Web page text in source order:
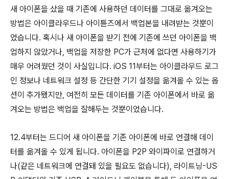
새 아이폰을 샀을 때 기존에 사용하던 데이터를 그대로 옮겨오는
방법은 아이클라우드나 아이튠즈에서 백업본을 내려받는 것뿐이
었습니다. 혹시나 새 아이폰을 받기 전에 기존에 쓰던 아이폰을 백
업하지 않았거나, 백업을 저장한 PC가 근처에 없다면 사용하기가
매우 어려웠던 것이 사실입니다. iOS 11부터는 아이클라우드 로그
인 정보나 네트워크 설정 등 간단한 기기 설정을 옮겨올 수 있는 옵
션이 추가됐지만, 여전히 모든 데이터를 기존 아이폰에서 바로 옮
겨오는 방법은 백업을 잘해두는 것뿐이었습니다.
12.4부터는 드디어 새 아이폰을 기존 아이폰에 바로 연결해 데이
터를 옮겨올 수 있게 됩니다. 아이폰을 P2P 와이파이로 연결하거
나(같은 네트워크에 연결돼 있을 필요도 없습니다), 라이트닝-US